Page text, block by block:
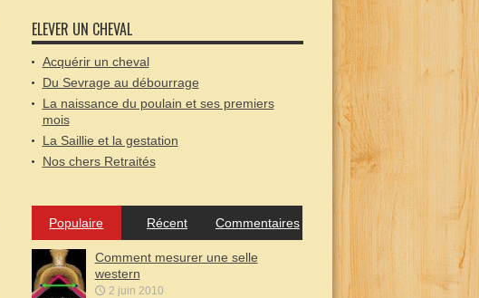
ELEVER UN CHEVAL
Acquérir un cheval
Du Sevrage au débourrage
La naissance du poulain et ses premiers
mois
La Saillie et la gestation
Nos chers Retraités
Populaire Récent Commentaires
Comment mesurer une selle
western
2 juin 2010